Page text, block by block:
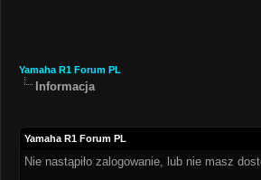
Yamaha R1 Forum PL
Informacja
Yamaha R1 Forum PL
Nie nastąpiło zalogowanie, lub nie masz